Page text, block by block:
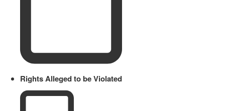
Rights Alleged to be Violated